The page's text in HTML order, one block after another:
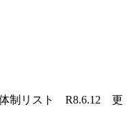
体制リスト R8.6.12 更